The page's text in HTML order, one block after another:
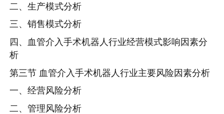
二、生产模式分析
三、销售模式分析
四、血管介入手术机器人行业经营模式影响因素分
析
第三节 血管介入手术机器人行业主要风险因素分析
一、经营风险分析
二、管理风险分析